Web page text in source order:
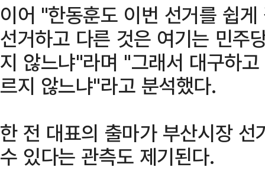
이어 "한동훈도 이번 선거를 쉽
선거하고 다른 것은 여기는 민주
지 않느냐"라며 "그래서 대구하
르지 않느냐"라고 분석했다.
한 전 대표의 출마가 부산시장
수 있다는 관측도 제기된다.